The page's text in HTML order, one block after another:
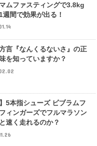
ムファスティングで3.8kg
週間で効果が出る！
言『なんくるないさ』の正
を知っていますか？
】5本指シューズ ビブラムフ
ィンガーズでフルマラソン
速く走れるのか？